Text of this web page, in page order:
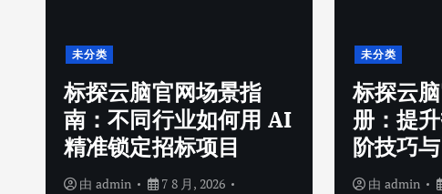
未分类
标探云脑官网场景指
南：不同行业如何用 AI
精准锁定招标项目
由 admin
7 8 月, 2026
未分类
标探云
册：提
阶技巧
由 admin